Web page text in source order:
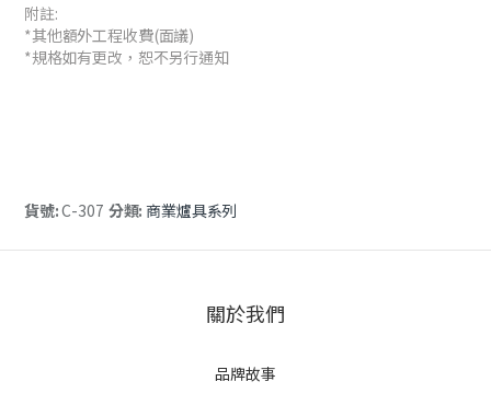
附註:
*其他額外工程收費(面議)
*規格如有更改，恕不另行通知
貨號:C-307 分類:商業爐具系列
關於我們
品牌故事